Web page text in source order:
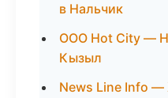
в Нальчик
ООО Hot City —
Кызыл
News Line Info